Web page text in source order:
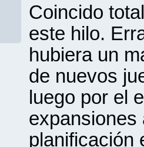
Coincido
este hilo.
hubiera un
de nuevos
luego por el
expansiones
planificación